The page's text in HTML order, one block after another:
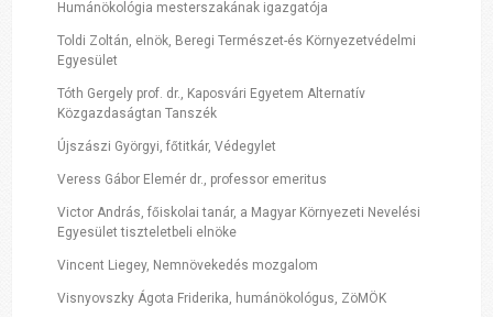
Humánökológia mesterszakának igazgatója
Toldi Zoltán, elnök, Beregi Természet-és Környezetvédelmi
Egyesület
Tóth Gergely prof. dr., Kaposvári Egyetem Alternatív
Közgazdaságtan Tanszék
Újszászi Györgyi, főtitkár, Védegylet
Veress Gábor Elemér dr., professor emeritus
Victor András, főiskolai tanár, a Magyar Környezeti Nevelési
Egyesület tiszteletbeli elnöke
Vincent Liegey, Nemnövekedés mozgalom
Visnyovszky Ágota Friderika, humánökológus, ZöMÖK